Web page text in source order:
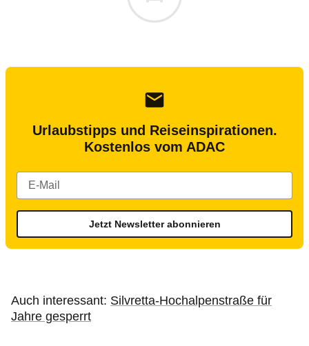
Urlaubstipps und Reiseinspirationen.
Kostenlos vom ADAC
Jetzt Newsletter abonnieren
Auch interessant: Silvretta-Hochalpenstraße für
Jahre gesperrt